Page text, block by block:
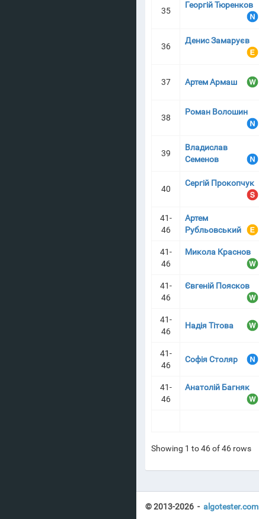
35
Георгій Тюренков
36
Денис Замаруєв
37 Артем Армаш
38
Роман Волошин
39
Владислав
Семенов
40
Сергій Прокопчук
41-
46
Артем
Рубльовський
41-
46
Микола Краснов
41-
46
Євгеній Поясков
41-
46
Надія Тітова
41-
46
Софія Столяр
41-
46
Анатолій Багняк
Showing 1 to 46 of 46 rows
© 2013-2026 - algotester.com